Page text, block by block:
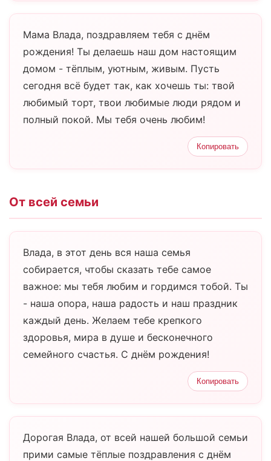
Мама Влада, поздравляем тебя с днём
рождения! Ты делаешь наш дом настоящим
домом - тёплым, уютным, живым. Пусть
сегодня всё будет так, как хочешь ты: твой
любимый торт, твои любимые люди рядом и
полный покой. Мы тебя очень любим!
Копировать
От всей семьи
Влада, в этот день вся наша семья
собирается, чтобы сказать тебе самое
важное: мы тебя любим и гордимся тобой. Ты
- наша опора, наша радость и наш праздник
каждый день. Желаем тебе крепкого
здоровья, мира в душе и бесконечного
семейного счастья. С днём рождения!
Копировать
Дорогая Влада, от всей нашей большой семьи
прими самые тёплые поздравления с днём